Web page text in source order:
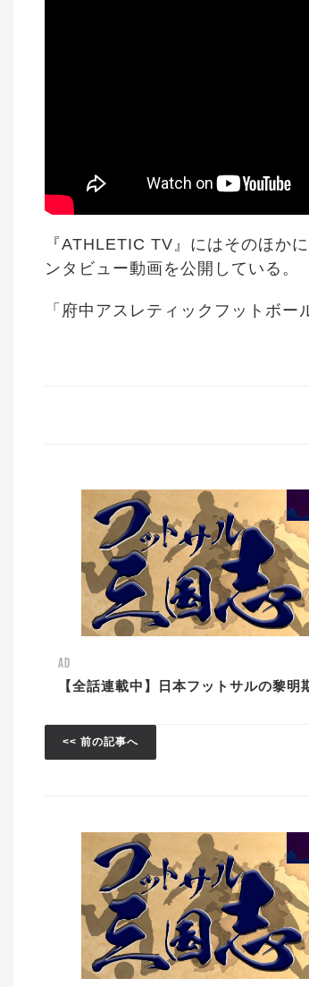
『ATHLETIC TV』にはそのほか
ンタビュー動画を公開している。
「府中アスレティックフットボ
AD
【全話連載中】日本フットサルの黎
<< 前の記事へ